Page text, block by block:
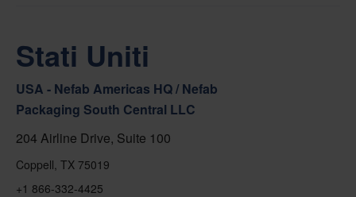
Stati Uniti
USA - Nefab Americas HQ / Nefab
Packaging South Central LLC
204 Airline Drive, Suite 100
Coppell, TX 75019
+1 866-332-4425